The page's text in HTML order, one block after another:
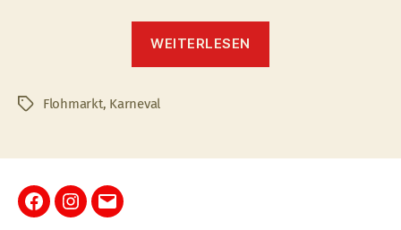
WEITERLESEN
Oberlar”
Schlagwörter
Flohmarkt, Karneval
Facebook
Instagram
E-